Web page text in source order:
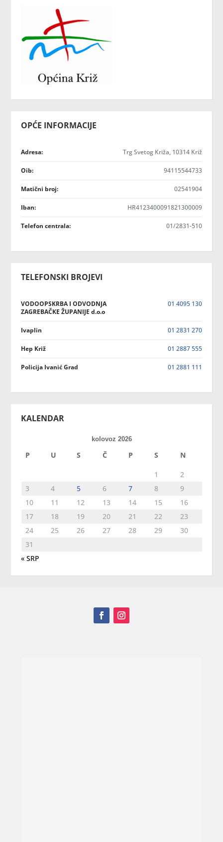
OPĆE INFORMACIJE
Adresa: Trg Svetog Križa, 10314 Križ
Oib: 94115544733
Matični broj: 02541904
Iban: HR4123400091821300009
Telefon centrala: 01/2831-510
TELEFONSKI BROJEVI
VODOOPSKRBA I ODVODNJA
ZAGREBAČKE ŽUPANIJE d.o.o
01 4095 130
Ivaplin 01 2831 270
Hep Križ 01 2887 555
Policija Ivanić Grad 01 2881 111
KALENDAR
kolovoz 2026
P U S Č P S N
1
2
3
4 5 6 7 8
9
10
11 12 13 14 15
16
17
18 19 20 21 22
23
24
25 26 27 28 29
30
31
« SRP